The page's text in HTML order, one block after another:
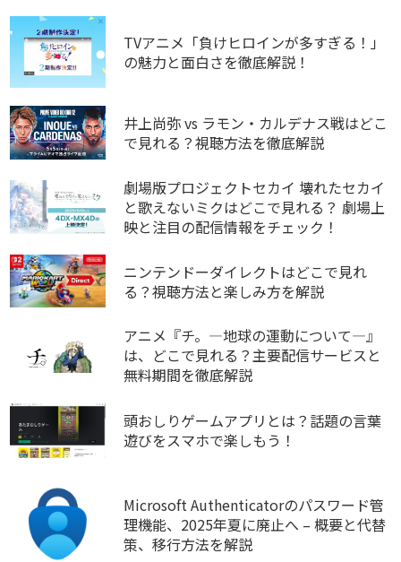
TVアニメ「負けヒロインが多すぎる！」
の魅力と面白さを徹底解説！
井上尚弥 vs ラモン・カルデナス戦はどこ
で見れる？視聴方法を徹底解説
劇場版プロジェクトセカイ 壊れたセカイ
と歌えないミクはどこで見れる？ 劇場上
映と注目の配信情報をチェック！
ニンテンドーダイレクトはどこで見れ
る？視聴方法と楽しみ方を解説
アニメ『チ。―地球の運動について―』
は、どこで見れる？主要配信サービスと
無料期間を徹底解説
頭おしりゲームアプリとは？話題の言葉
遊びをスマホで楽しもう！
Microsoft Authenticatorのパスワード管
理機能、2025年夏に廃止へ – 概要と代替
策、移行方法を解説